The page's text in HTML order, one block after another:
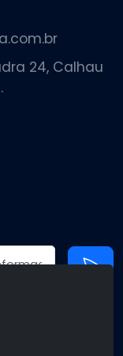
24, Calhau